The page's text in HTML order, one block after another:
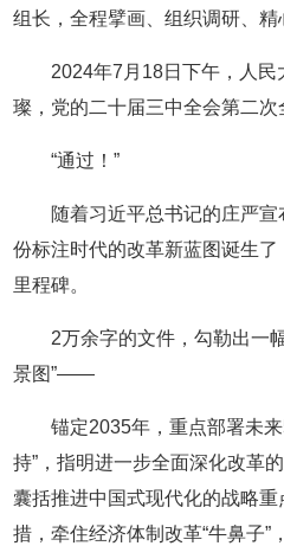
组长，全程擘画、组织调研、精
2024年7月18日下午，人
璨，党的二十届三中全会第二次
“通过！”
随着习近平总书记的庄严
份标注时代的改革新蓝图诞生
里程碑。
2万余字的文件，勾勒出一
景图”——
锚定2035年，重点部署未
持”，指明进一步全面深化改革
囊括推进中国式现代化的战略
措，牵住经济体制改革“牛鼻子”